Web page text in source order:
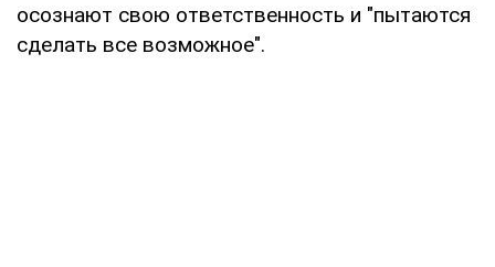
осознают свою ответственность и "пытаются
сделать все возможное".